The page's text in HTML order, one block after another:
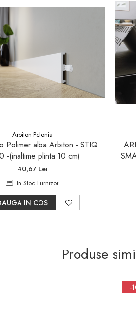
Arbiton-Polonia
Polimer alba Arbiton - STIQ
-(inaltime plinta 10 cm)
40,67 Lei
In Stoc Furnizor
IN COS
Produse
-